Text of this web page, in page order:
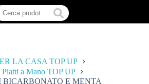
LA CASA TOP UP
Piatti a Mano TOP UP
BICARBONATO E MENTA